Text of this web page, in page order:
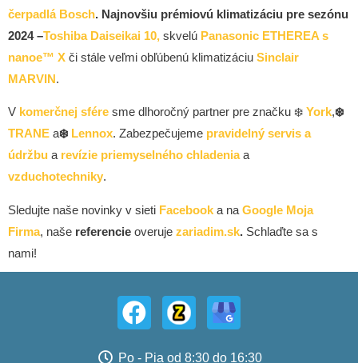
čerpadlá Bosch. Najnovšiu prémiovú klimatizáciu pre sezónu
2024 –Toshiba Daiseikai 10, skvelú Panasonic ETHEREA s
nanoe™ X či stále veľmi obľúbenú klimatizáciu Sinclair
MARVIN.
V komerčnej sfére sme dlhoročný partner pre značku ❄️ York,❄️
TRANE a❄️ Lennox. Zabezpečujeme pravidelný servis a
údržbu a revízie priemyselného chladeniaa
vzduchotechniky.
Sledujte naše novinky v sieti Facebook a na Google Moja
Firma, naše referencie overuje zariadim.sk. Schlaďte sa s
nami!
Po - Pia od 8:30 do 16:30